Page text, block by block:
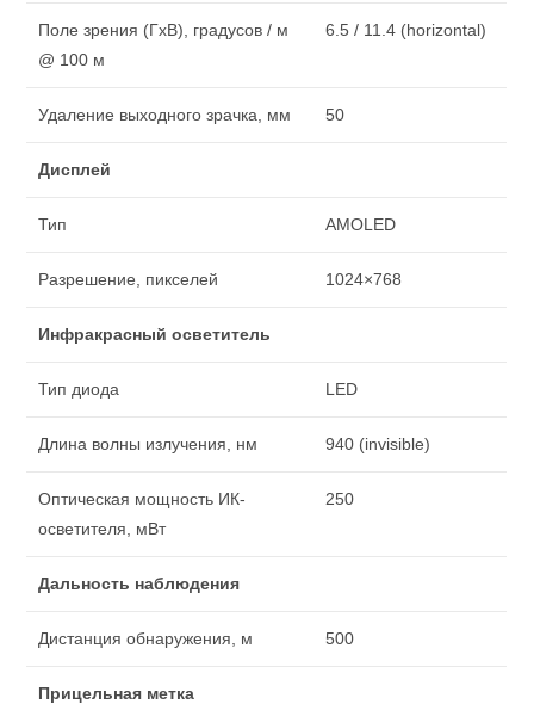
Поле зрения (ГхВ), градусов / м
@ 100 м
6.5 / 11.4 (horizontal)
Удаление выходного зрачка, мм 50
Дисплей
Тип AMOLED
Разрешение, пикселей 1024×768
Инфракрасный осветитель
Тип диода LED
Длина волны излучения, нм 940 (invisible)
Оптическая мощность ИК-
осветителя, мВт
250
Дальность наблюдения
Дистанция обнаружения, м 500
Прицельная метка